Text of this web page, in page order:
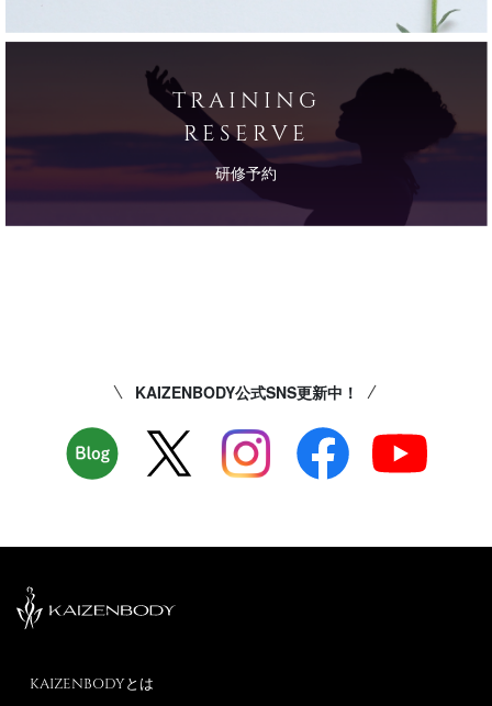
TRAINING
RESERVE
研修予約
KAIZENBODY公式SNS更新中！
KAIZENBODYとは